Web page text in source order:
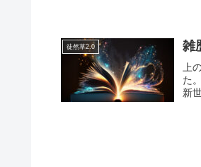
徒然草2.0 雑
上
た
新